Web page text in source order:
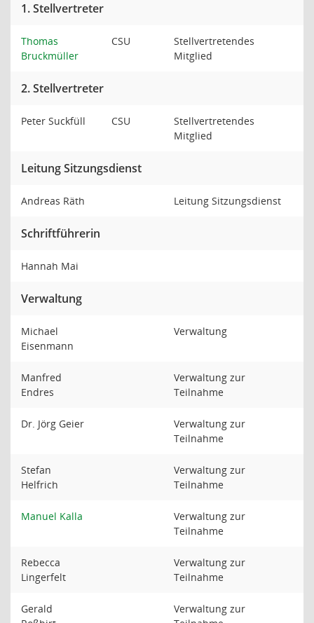
1. Stellvertreter
Thomas
Bruckmüller
CSU
Stellvertretendes
Mitglied
2. Stellvertreter
Peter Suckfüll CSU
Stellvertretendes
Mitglied
Leitung Sitzungsdienst
Andreas Räth Leitung Sitzungsdienst
Schriftführerin
Hannah Mai
Verwaltung
Michael
Eisenmann
Verwaltung
Manfred
Endres
Verwaltung zur
Teilnahme
Dr. Jörg Geier
Verwaltung zur
Teilnahme
Stefan
Helfrich
Verwaltung zur
Teilnahme
Manuel Kalla
Verwaltung zur
Teilnahme
Rebecca
Lingerfelt
Verwaltung zur
Teilnahme
Gerald
Verwaltung zur